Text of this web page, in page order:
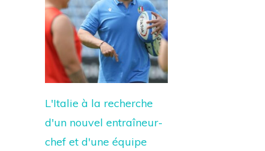
L'Italie à la recherche
d'un nouvel entraîneur-
chef et d'une équipe